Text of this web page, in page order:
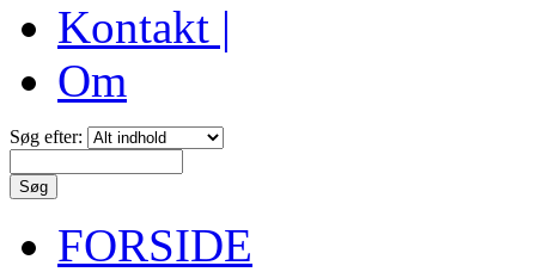
Kontakt |
Om
Søg efter:
FORSIDE